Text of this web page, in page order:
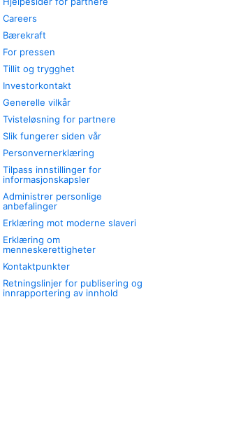
Careers
Bærekraft
For pressen
Tillit og trygghet
Investorkontakt
Generelle vilkår
Tvisteløsning for partnere
Slik fungerer siden vår
Personvernerklæring
Tilpass innstillinger for
informasjonskapsler
Administrer personlige
anbefalinger
Erklæring mot moderne slaveri
Erklæring om
menneskerettigheter
Kontaktpunkter
Retningslinjer for publisering og
innrapportering av innhold